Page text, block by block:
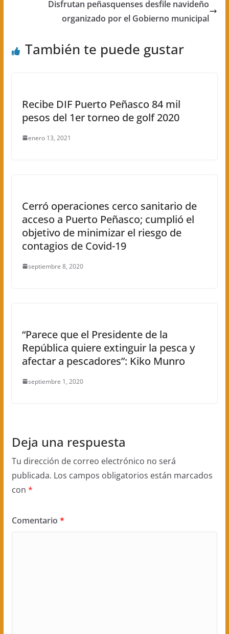
Disfrutan peñasquenses desfile navideño
organizado por el Gobierno municipal
También te puede gustar
Recibe DIF Puerto Peñasco 84 mil
pesos del 1er torneo de golf 2020
enero 13, 2021
Cerró operaciones cerco sanitario de
acceso a Puerto Peñasco; cumplió el
objetivo de minimizar el riesgo de
contagios de Covid-19
septiembre 8, 2020
“Parece que el Presidente de la
República quiere extinguir la pesca y
afectar a pescadores”: Kiko Munro
septiembre 1, 2020
Deja una respuesta
Tu dirección de correo electrónico no será
publicada. Los campos obligatorios están marcados
con *
Comentario *